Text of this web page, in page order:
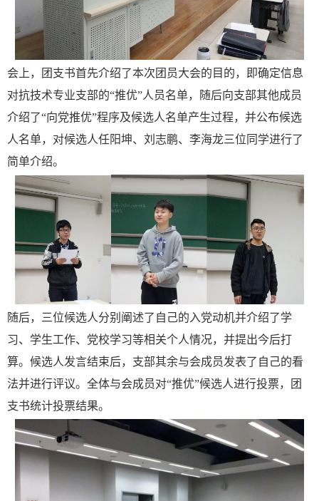
会上，团支书首先介绍了本次团员大会的目的，即确定信息
对抗技术专业支部的“推优”人员名单，随后向支部其他成员
介绍了“向党推优”程序及候选人名单产生过程，并公布候选
人名单，对候选人任阳坤、刘志鹏、李海龙三位同学进行了
简单介绍。
随后，三位候选人分别阐述了自己的入党动机并介绍了学
习、学生工作、党校学习等相关个人情况，并提出今后打
算。候选人发言结束后，支部其余与会成员发表了自己的看
法并进行评议。全体与会成员对“推优”候选人进行投票，团
支书统计投票结果。